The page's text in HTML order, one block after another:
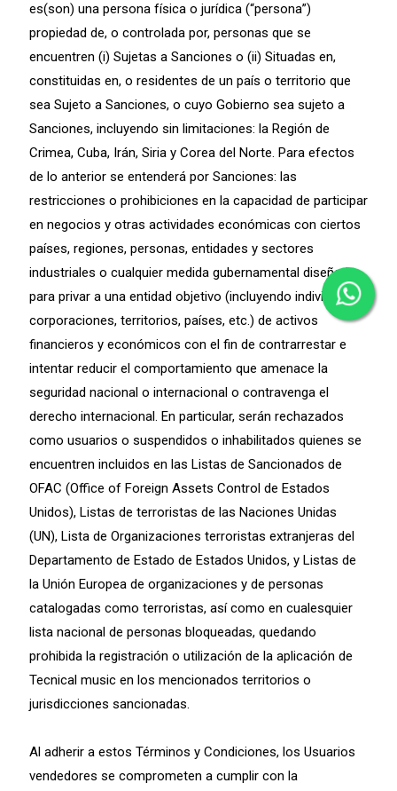
es(son) una persona física o jurídica (“persona”)
propiedad de, o controlada por, personas que se
encuentren (i) Sujetas a Sanciones o (ii) Situadas en,
constituidas en, o residentes de un país o territorio que
sea Sujeto a Sanciones, o cuyo Gobierno sea sujeto a
Sanciones, incluyendo sin limitaciones: la Región de
Crimea, Cuba, Irán, Siria y Corea del Norte. Para efectos
de lo anterior se entenderá por Sanciones: las
restricciones o prohibiciones en la capacidad de participar
en negocios y otras actividades económicas con ciertos
países, regiones, personas, entidades y sectores
industriales o cualquier medida gubernamental diseñada
para privar a una entidad objetivo (incluyendo individuos,
corporaciones, territorios, países, etc.) de activos
financieros y económicos con el fin de contrarrestar e
intentar reducir el comportamiento que amenace la
seguridad nacional o internacional o contravenga el
derecho internacional. En particular, serán rechazados
como usuarios o suspendidos o inhabilitados quienes se
encuentren incluidos en las Listas de Sancionados de
OFAC (Office of Foreign Assets Control de Estados
Unidos), Listas de terroristas de las Naciones Unidas
(UN), Lista de Organizaciones terroristas extranjeras del
Departamento de Estado de Estados Unidos, y Listas de
la Unión Europea de organizaciones y de personas
catalogadas como terroristas, así como en cualesquier
lista nacional de personas bloqueadas, quedando
prohibida la registración o utilización de la aplicación de
Tecnical music en los mencionados territorios o
jurisdicciones sancionadas.
Al adherir a estos Términos y Condiciones, los Usuarios
vendedores se comprometen a cumplir con la